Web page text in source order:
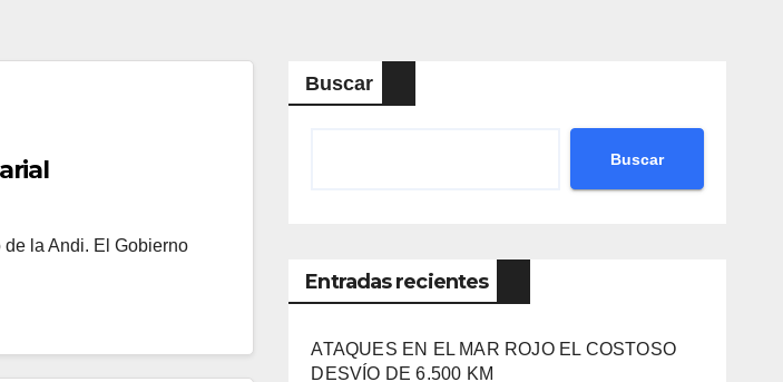
la Andi. El Gobierno
Buscar
Buscar
Entradas recientes
ATAQUES EN EL MAR ROJO EL COSTOSO
DESVÍO DE 6.500 KM